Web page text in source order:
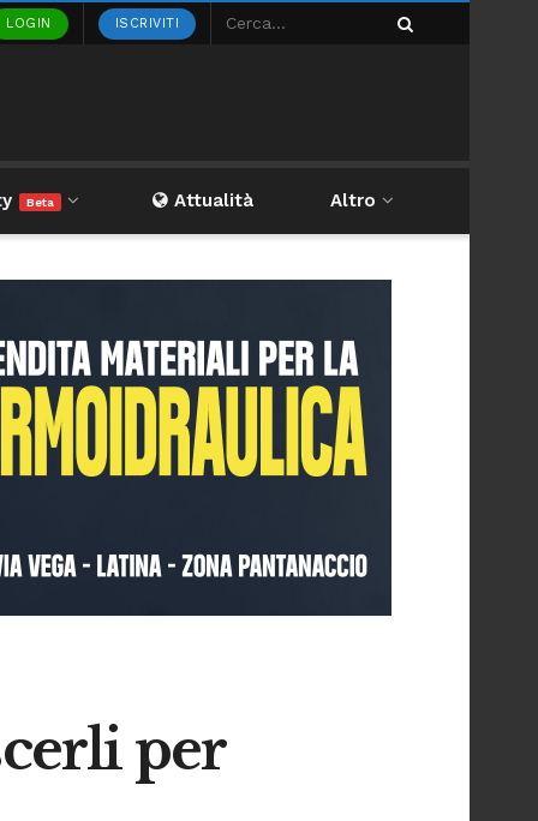
LOGIN ISCRIVITI
Beta Attualità Altro
per